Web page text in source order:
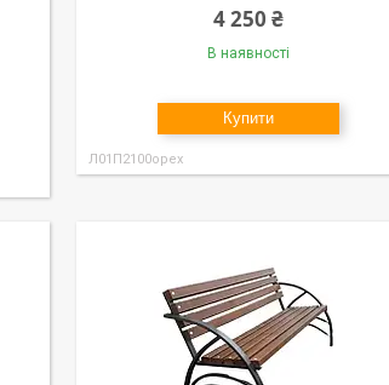
4 250 ₴
В наявності
Купити
Л01П2100орех